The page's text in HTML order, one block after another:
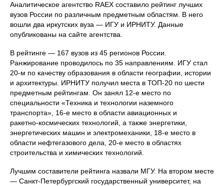
Аналитическое агентство RAEX составило рейтинг лучших
вузов России по различным предметным областям. В него
вошли два иркутских вуза — ИГУ и ИРНИТУ. Данные
опубликованы на сайте агентства.
В рейтинге — 167 вузов из 45 регионов России.
Ранжирование проводилось по 35 направлениям. ИГУ стал
20‑м по качеству образования в области географии, истории
и архитектуры. ИРНИТУ получил места в ТОП‑20 по шести
предметным рейтингам. Он занял 12‑е место по
специальности «Техника и технологии наземного
транспорта», 16‑е место в области авиационных и
ракетно‑космических технологий, а также энергетики,
энергетических машин и электромеханики, 18‑е место в
области нефтегазового дела, 20‑е место в областях
строительства и химических технологий.
Лучшим составители рейтинга назвали МГУ. На втором месте
— Санкт‑Петербургский государственный университет, на